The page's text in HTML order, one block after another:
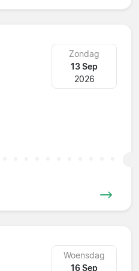
Zondag
13 Sep
2026
Woensdag
16 Sep